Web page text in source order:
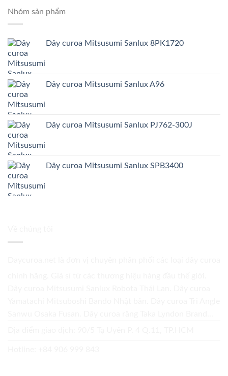
Nhóm sản phẩm
Dây curoa Mitsusumi Sanlux 8PK1720
Dây curoa Mitsusumi Sanlux A96
Dây curoa Mitsusumi Sanlux PJ762-300J
Dây curoa Mitsusumi Sanlux SPB3400